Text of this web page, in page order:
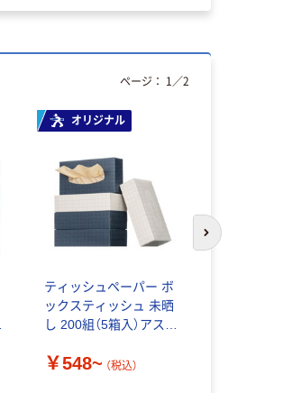
オリジナル
ティッシュペーパー ボ
ックスティッシュ 未晒
し 200組（5箱入）アスク
ン
￥548~ （税込）
ページ： 1／2
次のスライド